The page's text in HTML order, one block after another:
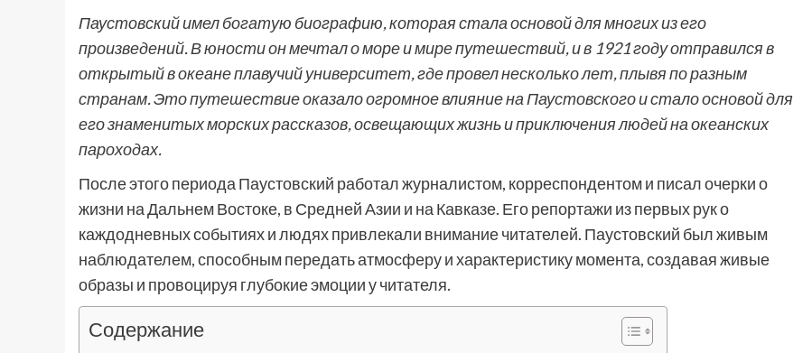
Паустовский имел богатую биографию, которая стала основой для многих из его
произведений. В юности он мечтал о море и мире путешествий, и в 1921 году отправился в
открытый в океане плавучий университет, где провел несколько лет, плывя по разным
странам. Это путешествие оказало огромное влияние на Паустовского и стало основой для
его знаменитых морских рассказов, освещающих жизнь и приключения людей на океанских
пароходах.
После этого периода Паустовский работал журналистом, корреспондентом и писал очерки о
жизни на Дальнем Востоке, в Средней Азии и на Кавказе. Его репортажи из первых рук о
каждодневных событиях и людях привлекали внимание читателей. Паустовский был живым
наблюдателем, способным передать атмосферу и характеристику момента, создавая живые
образы и провоцируя глубокие эмоции у читателя.
Содержание